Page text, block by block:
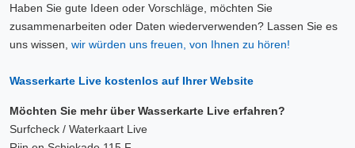
Haben Sie gute Ideen oder Vorschläge, möchten Sie
zusammenarbeiten oder Daten wiederverwenden? Lassen Sie es
uns wissen, wir würden uns freuen, von Ihnen zu hören!
Wasserkarte Live kostenlos auf Ihrer Website
Möchten Sie mehr über Wasserkarte Live erfahren?
Surfcheck / Waterkaart Live